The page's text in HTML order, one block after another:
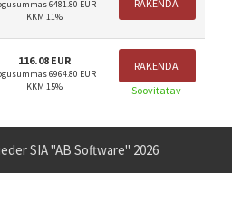
6481.80 EUR
KKM 11%
RAKENDA
116.08 EUR
6964.80 EUR
KKM 15%
RAKENDA
Soovitatav
SIA "AB Software" 2026